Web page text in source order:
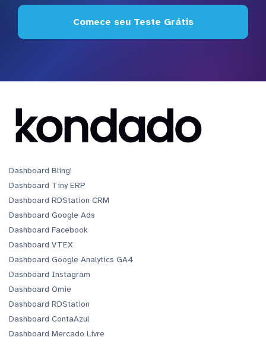
Comece seu Teste Grátis
Dashboard Bling!
Dashboard Tiny ERP
Dashboard RDStation CRM
Dashboard Google Ads
Dashboard Facebook
Dashboard VTEX
Dashboard Google Analytics GA4
Dashboard Instagram
Dashboard Omie
Dashboard RDStation
Dashboard ContaAzul
Dashboard Mercado Livre